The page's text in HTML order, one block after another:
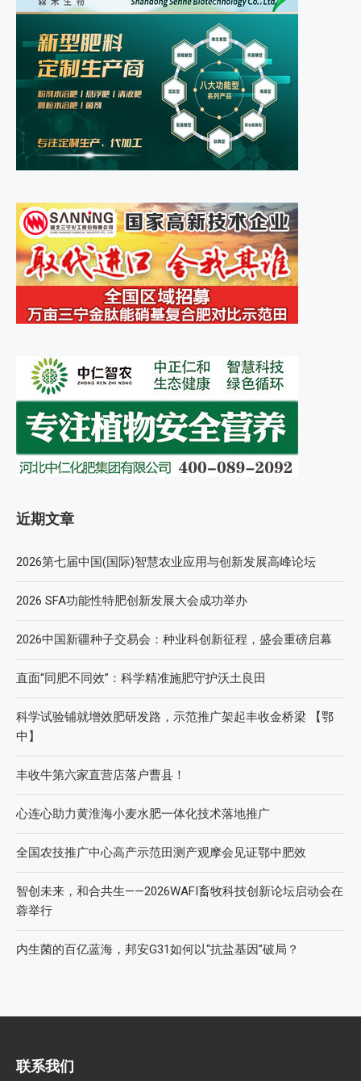
近期文章
2026第七届中国(国际)智慧农业应用与创新发展高峰论坛
2026 SFA功能性特肥创新发展大会成功举办
2026中国新疆种子交易会：种业科创新征程，盛会重磅启幕
直面“同肥不同效”：科学精准施肥守护沃土良田
科学试验铺就增效肥研发路，示范推广架起丰收金桥梁 【鄂
中】
丰收牛第六家直营店落户曹县！
心连心助力黄淮海小麦水肥一体化技术落地推广
全国农技推广中心高产示范田测产观摩会见证鄂中肥效
智创未来，和合共生——2026WAFI畜牧科技创新论坛启动会在
蓉举行
内生菌的百亿蓝海，邦安G31如何以“抗盐基因”破局？
联系我们